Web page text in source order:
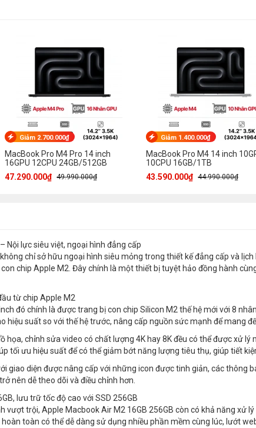
Giảm 2.700.000₫
MacBook Pro M4 Pro 14 inch
16GPU 12CPU 24GB/512GB
47.290.000₫ 49.990.000₫
Giảm 1.400.000₫
MacBook Pro M4 14 inch
10CPU 16GB/1TB
43.590.000₫ 44.990.000₫
Nội lực siêu việt, ngoại hình đẳng cấp
chỉ sở hữu ngoại hình siêu mỏng trong thiết kế đẳng cấp và
chip Apple M2. Đây chính là một thiết bị tuyệt hảo đồng hành
từ chip Apple M2
đó chính là được trang bị con chip Silicon M2 thế hệ mới với 8 nhân
hiệu suất so với thế hệ trước, nâng cấp nguồn sức mạnh để mang
họa, chỉnh sửa video có chất lượng 4K hay 8K đều có thể được xử
tối ưu hiệu suất để có thể giảm bớt năng lượng tiêu thụ, giúp tiết
giao diện được nâng cấp với những icon được tinh giản, các thông
nên dễ theo dõi và điều chỉnh hơn.
lưu trữ tốc độ cao với SSD 256GB
vượt trội, Apple Macbook Air M2 16GB 256GB còn có khả năng xử
toàn có thể dễ dàng sử dụng nhiều phần mềm cùng lúc, lướt